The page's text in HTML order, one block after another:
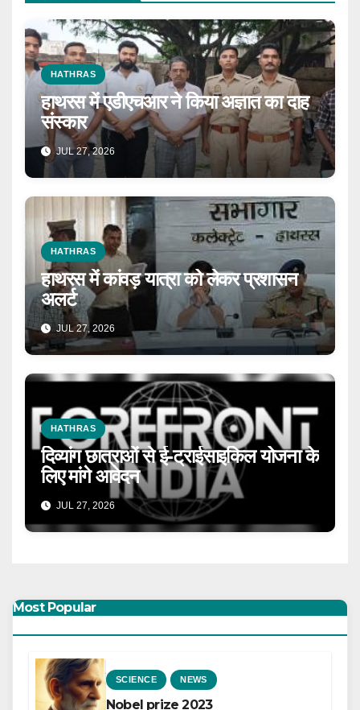
HATHRAS
हाथरस में एडीएचआर ने किया अज्ञात का दाह
संस्कार
JUL 27, 2026
HATHRAS
हाथरस में कांवड़ यात्रा को लेकर प्रशासन
अलर्ट
JUL 27, 2026
HATHRAS
दिव्यांग छात्राओं से ई-ट्राईसाइकिल योजना के
लिए मांगे आवेदन
JUL 27, 2026
Most Popular
SCIENCE NEWS
Nobel prize 2023